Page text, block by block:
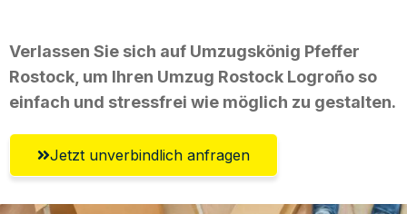
Verlassen Sie sich auf Umzugskönig Pfeffer
Rostock, um Ihren Umzug Rostock Logroño so
einfach und stressfrei wie möglich zu gestalten.
Jetzt unverbindlich anfragen